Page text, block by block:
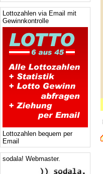
Lottozahlen via Email mit
Gewinnkontrolle
Lottozahlen bequem per
Email
sodala! Webmaster.